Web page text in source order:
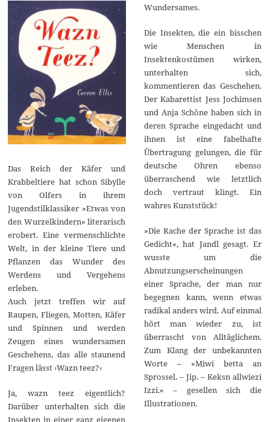
Das Reich der Käfer und
Krabbeltiere hat schon Sibylle
von Olfers in ihrem
Jugendstilklassiker »Etwas von
den Wurzelkindern« literarisch
erobert. Eine vermenschlichte
Welt, in der kleine Tiere und
Pflanzen das Wunder des
Werdens und Vergehens
erleben.
Auch jetzt treffen wir auf
Raupen, Fliegen, Motten, Käfer
und Spinnen und werden
Zeugen eines wundersamen
Geschehens, das alle staunend
Fragen lässt ›Wazn teez?‹
Ja, wazn teez eigentlich?
Darüber unterhalten sich die
Insekten in einer ganz eigenen
Wundersames.
Die Insekten, die ein bisschen
wie Menschen in
Insektenkostümen wirken,
unterhalten sich,
kommentieren das Geschehen.
Der Kabarettist Jess Jochimsen
und Anja Schöne haben sich in
deren Sprache eingedacht und
ihnen ist eine fabelhafte
Übertragung gelungen, die für
deutsche Ohren ebenso
überraschend wie letztlich
doch vertraut klingt. Ein
wahres Kunststück!
»Die Rache der Sprache ist das
Gedicht«, hat Jandl gesagt. Er
wusste um die
Abnutzungserscheinungen
einer Sprache, der man nur
begegnen kann, wenn etwas
radikal anders wird. Auf einmal
hört man wieder zu, ist
überrascht von Alltäglichem.
Zum Klang der unbekannten
Worte – »Miwi betta an
Sprossel. – Jip. – Keksn allwiezi
Izzi.« – gesellen sich die
Illustrationen.